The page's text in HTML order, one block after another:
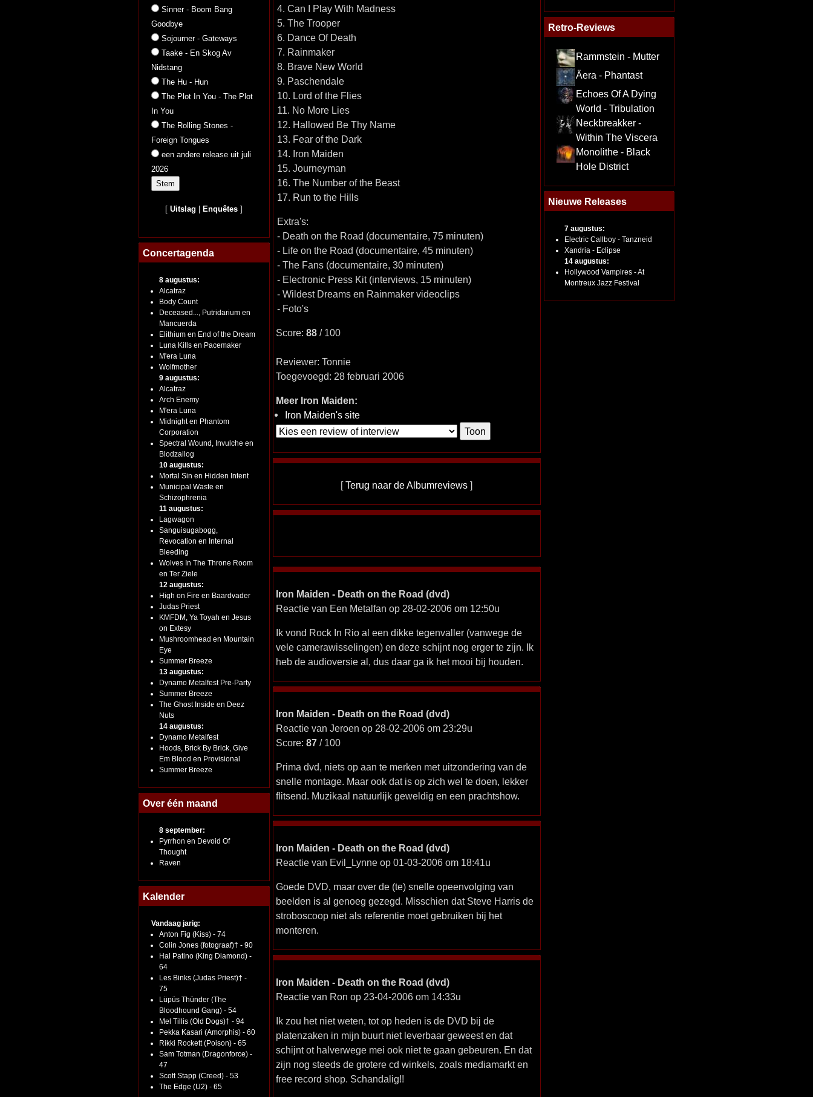
Sinner - Boom Bang
Goodbye
Sojourner - Gateways
Taake - En Skog Av
Nidstang
The Hu - Hun
The Plot In You - The Plot
In You
The Rolling Stones -
Foreign Tongues
een andere release uit juli
2026
[Uitslag Enquêtes ]
Concertagenda
8 augustus:
Alcatraz
Body Count
Deceased..., Putridarium en
Mancuerda
Elithium en End of the Dream
Luna Kills en Pacemaker
M'era Luna
Wolfmother
9 augustus:
Alcatraz
Arch Enemy
M'era Luna
Midnight en Phantom
Corporation
Spectral Wound, Invulche en
Blodzallog
10 augustus:
Mortal Sin en Hidden Intent
Municipal Waste en
Schizophrenia
11 augustus:
Lagwagon
Sanguisugabogg,
Revocation en Internal
Bleeding
Wolves In The Throne Room
en Ter Ziele
12 augustus:
High on Fire en Baardvader
Judas Priest
KMFDM, Ya Toyah en Jesus
on Extesy
Mushroomhead en Mountain
Eye
Summer Breeze
13 augustus:
Dynamo Metalfest Pre-Party
Summer Breeze
The Ghost Inside en Deez
Nuts
14 augustus:
Dynamo Metalfest
Hoods, Brick By Brick, Give
Em Blood en Provisional
Summer Breeze
Over één maand
8 september:
Pyrrhon en Devoid Of
Thought
Raven
Kalender
Vandaag jarig:
Anton Fig (Kiss) - 74
Colin Jones (fotograaf)† - 90
Hal Patino (King Diamond) -
64
Les Binks (Judas Priest)† -
75
Lüpüs Thünder (The
Bloodhound Gang) - 54
Mel Tillis (Old Dogs)† - 94
Pekka Kasari (Amorphis) - 60
Rikki Rockett (Poison) - 65
Sam Totman (Dragonforce) -
47
Scott Stapp (Creed) - 53
The Edge (U2) - 65
4. Can I Play With Madness
5. The Trooper
6. Dance Of Death
7. Rainmaker
8. Brave New World
9. Paschendale
10. Lord of the Flies
11. No More Lies
12. Hallowed Be Thy Name
13. Fear of the Dark
14. Iron Maiden
15. Journeyman
16. The Number of the Beast
17. Run to the Hills
Extra's:
- Death on the Road (documentaire, 75 minuten)
- Life on the Road (documentaire, 45 minuten)
- The Fans (documentaire, 30 minuten)
- Electronic Press Kit (interviews, 15 minuten)
- Wildest Dreams en Rainmaker videoclips
- Foto's
Score: 88/ 100
Reviewer: Tonnie
Toegevoegd: 28 februari 2006
Meer Iron Maiden:
Iron Maiden's site
[Terug naar de Albumreviews ]
Iron Maiden - Death on the Road (dvd)
Reactie van Een Metalfan op 28-02-2006 om 12:50u
Ik vond Rock In Rio al een dikke tegenvaller (vanwege de
vele camerawisselingen) en deze schijnt nog erger te zijn. Ik
heb de audioversie al, dus daar ga ik het mooi bij houden.
Iron Maiden - Death on the Road (dvd)
Reactie van Jeroen op 28-02-2006 om 23:29u
Score: 87/ 100
Prima dvd, niets op aan te merken met uitzondering van de
snelle montage. Maar ook dat is op zich wel te doen, lekker
flitsend. Muzikaal natuurlijk geweldig en een prachtshow.
Iron Maiden - Death on the Road (dvd)
Reactie van Evil_Lynne op 01-03-2006 om 18:41u
Goede DVD, maar over de (te) snelle opeenvolging van
beelden is al genoeg gezegd. Misschien dat Steve Harris de
stroboscoop niet als referentie moet gebruiken bij het
monteren.
Iron Maiden - Death on the Road (dvd)
Reactie van Ron op 23-04-2006 om 14:33u
Ik zou het niet weten, tot op heden is de DVD bij de
platenzaken in mijn buurt niet leverbaar geweest en dat
schijnt ot halverwege mei ook niet te gaan gebeuren. En dat
zijn nog steeds de grotere cd winkels, zoals mediamarkt en
free record shop. Schandalig!!
Retro-Reviews
Rammstein - Mutter
Äera - Phantast
Echoes Of A Dying
World - Tribulation
Neckbreakker -
Within The Viscera
Monolithe - Black
Hole District
Nieuwe Releases
7 augustus:
Electric Callboy - Tanzneid
Xandria - Eclipse
14 augustus:
Hollywood Vampires - At
Montreux Jazz Festival